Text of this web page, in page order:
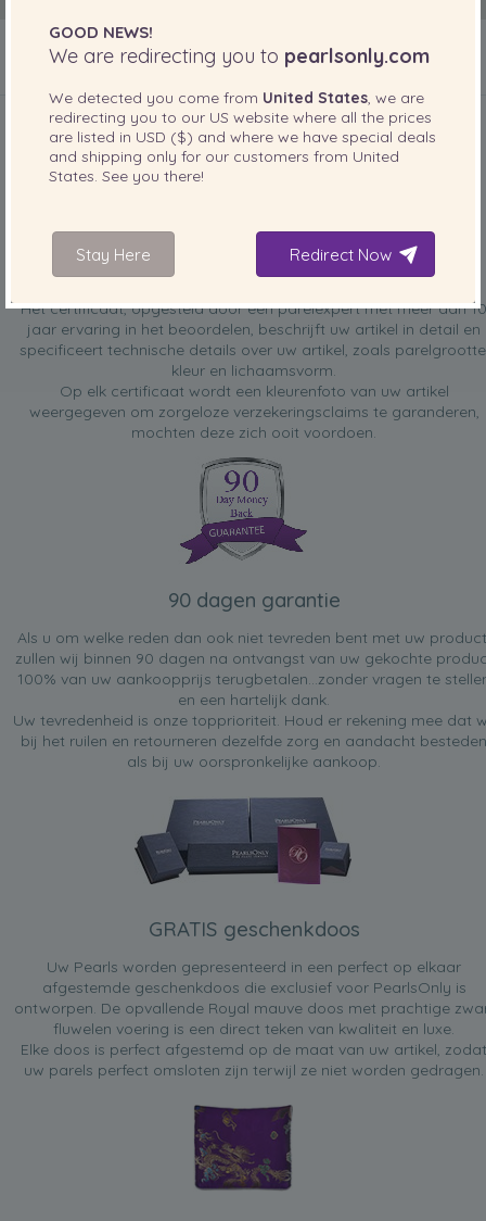
INBEGREPEN BIJ UW PRODUCT
GRATIS taxatiecertificaat
Het certificaat, opgesteld door een parelexpert met meer dan 10
jaar ervaring in het beoordelen, beschrijft uw artikel in detail en
specificeert technische details over uw artikel, zoals
kleur en lichaamsvorm.
Op elk certificaat wordt een kleurenfoto van uw artikel
weergegeven om zorgeloze verzekeringsclaims te garanderen,
mochten deze zich ooit voordoen.
90 dagen garantie
Als u om welke reden dan ook niet tevreden bent met uw
zullen wij binnen 90 dagen na ontvangst van uw gekochte
100% van uw aankoopprijs terugbetalen...zonder vragen te
en een hartelijk dank.
Uw tevredenheid is onze topprioriteit. Houd er rekening mee dat
bij het ruilen en retourneren dezelfde zorg en aandacht besteden
als bij uw oorspronkelijke aankoop.
GRATIS geschenkdoos
Uw Pearls worden gepresenteerd in een perfect op elkaar
afgestemde geschenkdoos die exclusief voor PearlsOnly is
ontworpen. De opvallende Royal mauve doos met prachtige
fluwelen voering is een direct teken van kwaliteit en luxe.
Elke doos is perfect afgestemd op de maat van uw artikel, zodat
uw parels perfect omsloten zijn terwijl ze niet worden gedragen.
GOOD NEWS!
We are redirecting you to pearlsonly.com
We detected you come from United States , we are
redirecting you to our US website where all the prices
are listed in USD ($) and where we have special deals
and shipping only for our customers from United
States . See you there!
Stay Here Redirect Now